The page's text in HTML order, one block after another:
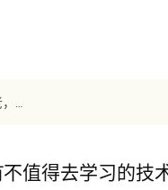
【宋词】《玉蝴蝶》 柳永：望处雨收云断，凭阑悄悄，目送秋光。晚景萧疏，堪动宋玉悲凉。水风轻、苹花渐老，月露冷、梧叶飘黄。遣情伤。故人何在，
值得去学习的技